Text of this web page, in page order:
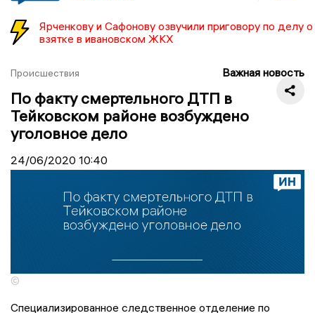
Ярченкову и Сафонову озвучили приговору по делу о
взятке в ивановском ЖКХ
Происшествия Важная новость
По факту смертельного ДТП в
Тейковском районе возбуждено
уголовное дело
24/06/2020 10:40
©
Специализированное следственное отделение по